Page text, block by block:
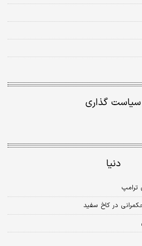
سیاست گذاری
دنیا
ترامپ
در کاخ سفید